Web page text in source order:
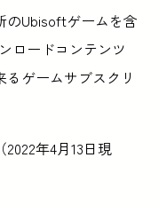
のUbisoftゲームを含
ロードコンテンツ
ゲームサブスクリ
年4月13日現